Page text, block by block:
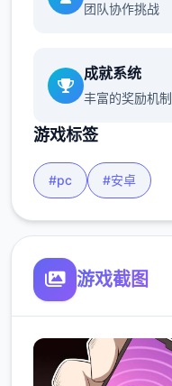
团队协作挑战
成就系统
丰富的奖励机制
游戏标签
#pc #安卓
游戏截图